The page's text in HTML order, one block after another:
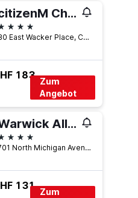
citizenM Chicago Downtown
Sterne
80 East Wacker Place, Chicago, IL, USA
183
Zum
Angebot
Warwick Allerton Chicago
Sterne
701 North Michigan Avenue, Chicago, IL, USA
131
Zum